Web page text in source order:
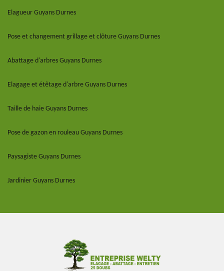
Elagueur Guyans Durnes
Pose et changement grillage et clôture Guyans Durnes
Abattage d'arbres Guyans Durnes
Elagage et étêtage d'arbre Guyans Durnes
Taille de haie Guyans Durnes
Pose de gazon en rouleau Guyans Durnes
Paysagiste Guyans Durnes
Jardinier Guyans Durnes